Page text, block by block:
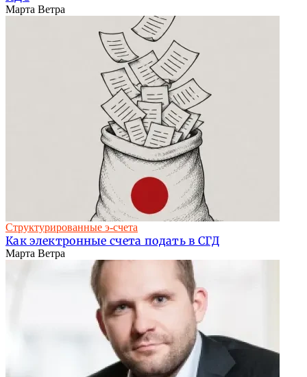
Марта Ветра
Структурированные э-счета
Как электронные счета подать в СГД
Марта Ветра